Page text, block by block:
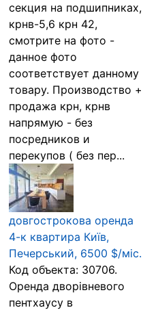
секция на подшипниках,
крнв-5,6 крн 42,
смотрите на фото -
данное фото
соответствует данному
товару. Производство +
продажа крн, крнв
напрямую - без
посредников и
перекупов ( без пер...
довгострокова оренда
4-к квартира Київ,
Печерський, 6500 $/міс.
Код объекта: 30706.
Оренда дворівневого
пентхаусу в